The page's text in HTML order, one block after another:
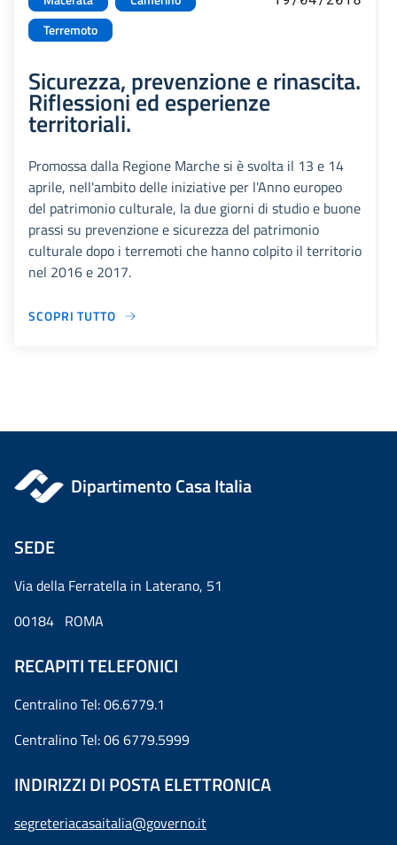
Terremoto
Sicurezza, prevenzione e rinascita.
Riflessioni ed esperienze
territoriali.
Promossa dalla Regione Marche si è svolta il 13 e 14
aprile, nell'ambito delle iniziative per l'Anno europeo
del patrimonio culturale, la due giorni di studio e buone
prassi su prevenzione e sicurezza del patrimonio
culturale dopo i terremoti che hanno colpito il territorio
nel 2016 e 2017.
SCOPRI TUTTO
Dipartimento Casa Italia
SEDE
Via della Ferratella in Laterano, 51
00184 ROMA
RECAPITI TELEFONICI
Centralino Tel: 06.6779.1
Centralino Tel: 06 6779.5999
INDIRIZZI DI POSTA ELETTRONICA
segreteriacasaitalia@governo.it